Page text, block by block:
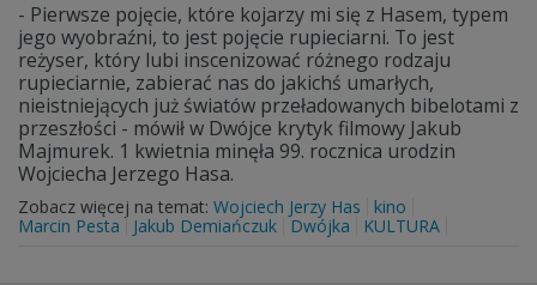
- Pierwsze pojęcie, które kojarzy mi się z Hasem, typem
jego wyobraźni, to jest pojęcie rupieciarni. To jest
reżyser, który lubi inscenizować różnego rodzaju
rupieciarnie, zabierać nas do jakichś umarłych,
nieistniejących już światów przeładowanych bibelotami z
przeszłości - mówił w Dwójce krytyk filmowy Jakub
Majmurek. 1 kwietnia minęła 99. rocznica urodzin
Wojciecha Jerzego Hasa.
Zobacz więcej na temat: Wojciech Jerzy Has
kino
Marcin Pesta
Jakub Demiańczuk Dwójka KULTURA